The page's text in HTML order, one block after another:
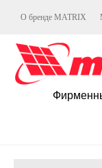
О бренде MATRIX